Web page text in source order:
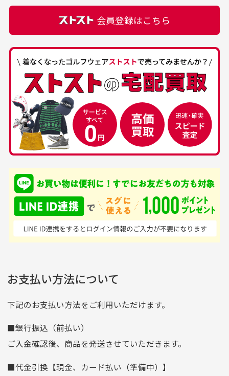
30代男性
中古ゴルフウェアの
品揃えがすごい
て、ここまでゴルフブラ
ンドの取り扱いがあるの
はすごい。 毎日たくさ
んの商品がアップされて
いるので新作チェックす
50代男性
安心して中古ウェア
を買えるお店です
品ですが綺麗に梱包され
ており商品を大切にして
いる感が伝わってきまし
た 「フロント部分に汚
れあり」と記載ありまし
[…]
カートの有効時間はありますか？
は自動的にカート内の商品が削除されますのでご注意
下さい。
お気に入り機能をご利用下さい。
ある場合もございます。
経年劣化について
当店では商品の管理には細心の注意を払っておりま
すが、経年により素材の劣化やパーツの強度低下が
生じている場合がございます。
銀行振込（前払い）
入金確認後商品発送となります。
※土曜、日曜、祝日は入金確認及び発送業務は致しておりま
せん。
尚、お振込み手数料はお客様ご負担となります。入金確認後
商品発送となります。
ご注文頂いてから7日以内をお振込み期限とさせ
りますのでご了承くださいませ。
支店名
和歌山支店
口座種別
普通
口座番号
0255557
口座名義
株式会社一条
申し込まれた商品と届いた商品が異なっている場合
商品説明に記載されていない汚れやダメージがある商品
の場合
会員登録はこちら
お支払い方法について
下記のお支払い方法をご利用いただけます。
■銀行振込（前払い）
ご入金確認後、商品を発送させていただきます。
■代金引換【現金、カード払い（準備中）】